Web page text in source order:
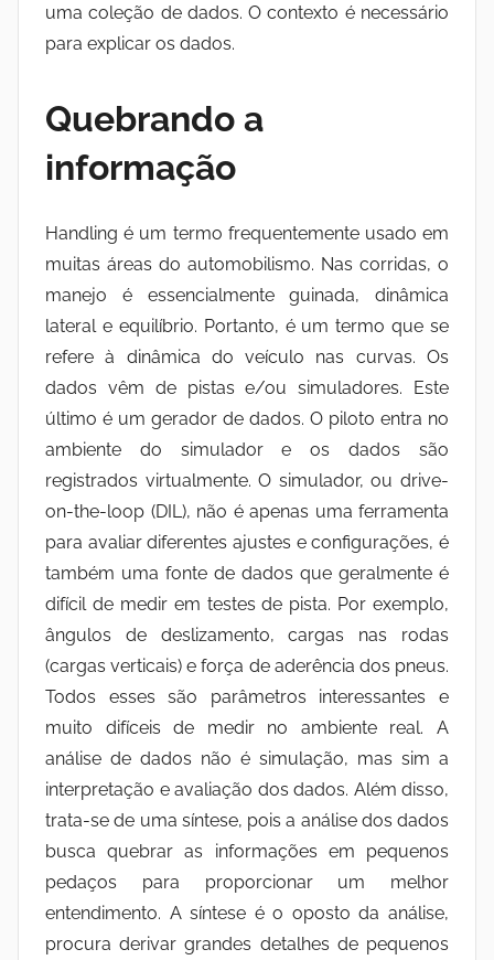
uma coleção de dados. O contexto é necessário
para explicar os dados.
Quebrando a
informação
Handling é um termo frequentemente usado em
muitas áreas do automobilismo. Nas corridas, o
manejo é essencialmente guinada, dinâmica
lateral e equilíbrio. Portanto, é um termo que se
refere à dinâmica do veículo nas curvas. Os
dados vêm de pistas e/ou simuladores. Este
último é um gerador de dados. O piloto entra no
ambiente do simulador e os dados são
registrados virtualmente. O simulador, ou drive-
on-the-loop (DIL), não é apenas uma ferramenta
para avaliar diferentes ajustes e configurações, é
também uma fonte de dados que geralmente é
difícil de medir em testes de pista. Por exemplo,
ângulos de deslizamento, cargas nas rodas
(cargas verticais) e força de aderência dos pneus.
Todos esses são parâmetros interessantes e
muito difíceis de medir no ambiente real. A
análise de dados não é simulação, mas sim a
interpretação e avaliação dos dados. Além disso,
trata-se de uma síntese, pois a análise dos dados
busca quebrar as informações em pequenos
pedaços para proporcionar um melhor
entendimento. A síntese é o oposto da análise,
procura derivar grandes detalhes de pequenos